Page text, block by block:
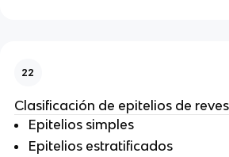
22
Clasificación de epitelios de
Epitelios simples
Epitelios estratificados